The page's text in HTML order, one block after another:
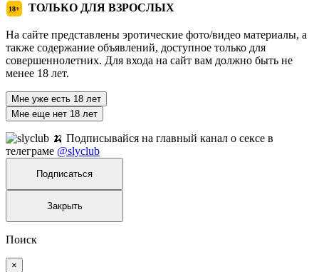
18+ ТОЛЬКО ДЛЯ ВЗРОСЛЫХ
На сайте представлены эротические фото/видео материалы, а
также содержание объявлений, доступное только для
совершеннолетних. Для входа на сайт вам должно быть не
менее 18 лет.
Мне уже есть 18 лет
Мне еще нет 18 лет
🍌 Подписывайся на главный канал о сексе в
телеграме @slyclub
Подписаться
Закрыть
Поиск
×